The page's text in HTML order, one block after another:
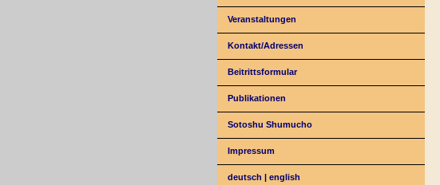
Veranstaltungen
Kontakt/Adressen
Beitrittsformular
Publikationen
Sotoshu Shumucho
Impressum
deutsch |english